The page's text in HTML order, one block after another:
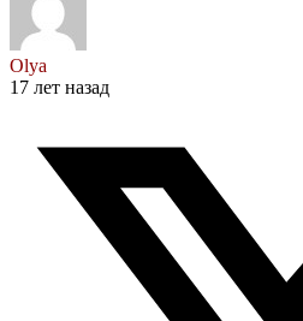
Olya
17 лет назад